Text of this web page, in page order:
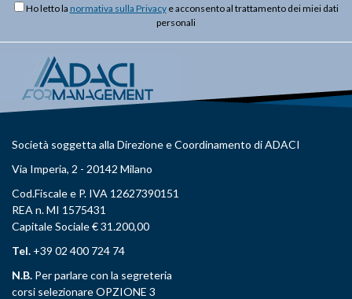
Ho letto la normativa sulla Privacye acconsento al trattamento dei miei dati
personali
Società soggetta alla Direzione e Coordinamento di ADACI
Via Imperia, 2 - 20142 Milano
Cod.Fiscale e P. IVA 12627390151
REA n. MI 1575431
Capitale Sociale € 31.200,00
Tel. +39 02 400 724 74
N.B. Per parlare con la segreteria
corsi selezionare OPZIONE 3